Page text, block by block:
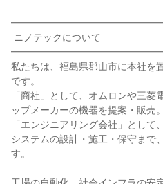
私たちは、福島県郡山市に本社を
です。
「商社」として、オムロンや三菱
ップメーカーの機器を提案・販売。
「エンジニアリング会社」とし
システムの設計・施工・保守まで
す。